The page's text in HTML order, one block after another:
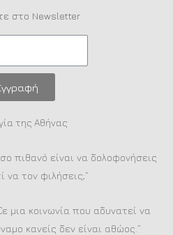
στο Newsletter
της Αθήνας
πιθανό είναι να δολοφονήσεις
να τον φιλήσεις;”
μια κοινωνία που αδυνατεί να
κανείς δεν είναι αθώος.”